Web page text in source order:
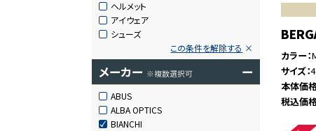
ヘルメット
アイウェア
シューズ
この条件を解除する
メーカー ※複数選択可 ー
ABUS
ALBA OPTICS
BIANCHI
カラー
サイズ
本体価
税込価